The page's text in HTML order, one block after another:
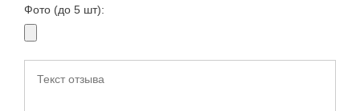
Фото (до 5 шт):